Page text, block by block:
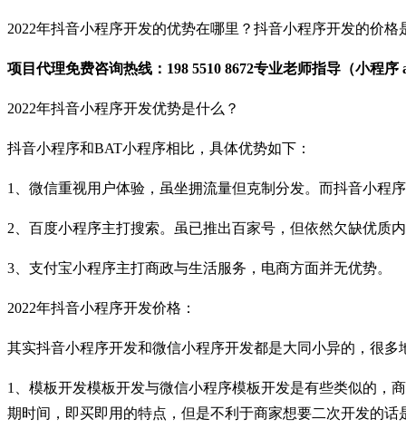
2022年抖音小程序开发的优势在哪里？抖音小程序开发的价
项目代理免费咨询热线：198 5510 8672专业老师指导（小程
2022年抖音小程序开发优势是什么？
抖音小程序和BAT小程序相比，具体优势如下：
1、微信重视用户体验，虽坐拥流量但克制分发。而抖音小程
2、百度小程序主打搜索。虽已推出百家号，但依然欠缺优质
3、支付宝小程序主打商政与生活服务，电商方面并无优势。
2022年抖音小程序开发价格：
其实抖音小程序开发和微信小程序开发都是大同小异的，很
1、模板开发模板开发与微信小程序模板开发是有些类似的，
期时间，即买即用的特点，但是不利于商家想要二次开发的